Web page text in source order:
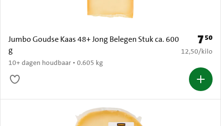
Jumbo Goudse Kaas 48+ Jong Belegen Stuk ca. 600
g
10+ dagen houdbaar • 0.605 kg
Prijs:
750
€ 12,50 per
12,50/kilo